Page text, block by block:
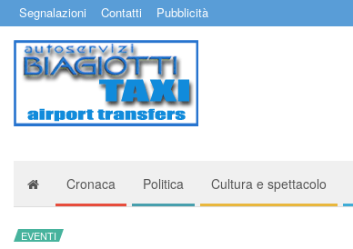
Segnalazioni Contatti Pubblicità
Cronaca Politica Cultura e spettacolo
EVENTI